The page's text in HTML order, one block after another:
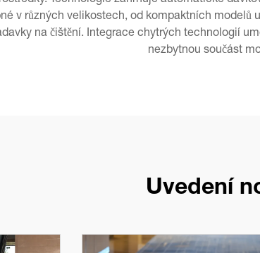
v různých velikostech, od kompaktních modelů
na čištění. Integrace chytrých technologií
nezbytnou součást
Uvedení